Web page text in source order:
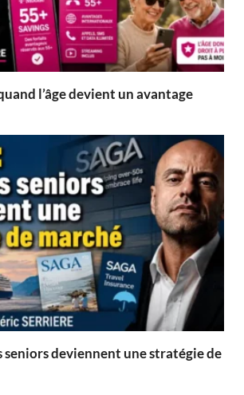
l’âge devient un avantage
seniors deviennent une stratégie de